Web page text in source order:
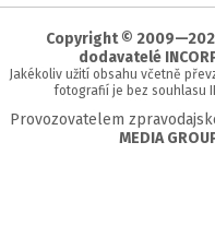
Copyright © 2009—2026
dodavatelé
Jakékoliv užití obsahu včetně
fotografií je bez souhlasu
Provozovatelem
MEDIA